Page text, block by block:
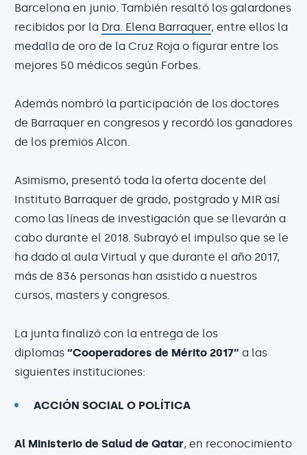
Barcelona en junio. También resaltó los galardones
recibidos por la Dra. Elena Barraquer, entre ellos la
medalla de oro de la Cruz Roja o figurar entre los
mejores 50 médicos según Forbes.
Además nombró la participación de los doctores
de Barraquer en congresos y recordó los ganadores
de los premios Alcon.
Asimismo, presentó toda la oferta docente del
Instituto Barraquer de grado, postgrado y MIR así
como las líneas de investigación que se llevarán a
cabo durante el 2018. Subrayó el impulso que se le
ha dado al aula Virtual y que durante el año 2017,
más de 836 personas han asistido a nuestros
cursos, masters y congresos.
La junta finalizó con la entrega de los
diplomas “Cooperadores de Mérito 2017” a las
siguientes instituciones:
ACCIÓN SOCIAL O POLÍTICA
Al Ministerio de Salud de Qatar, en reconocimiento